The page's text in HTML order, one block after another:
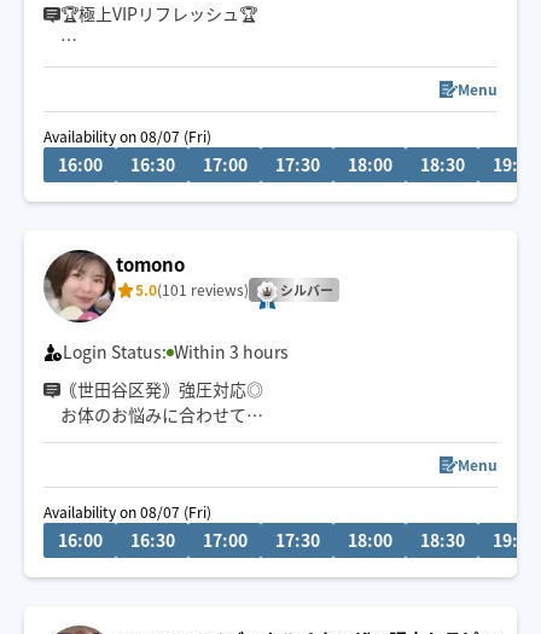
🏆極上VIPリフレッシュ🏆
▫️睡眠の質上げたい方
▫️仕事のパフォーマンス上げたい方
Menu
Availability on 08/07 (Fri)
16:00 16:30 17:00 17:30 18:00 18:30 19:00
tomono
5.0(101 reviews) シルバー
Login Status: Within 3 hours
｟世田谷区発｠強圧対応◎
お体のお悩みに合わせて
もみほぐし、ストレッチ、オイル等
✴︎10:00〜16:00限定(90分〜)✴︎
通常価格から2000円OFF
Menu
Availability on 08/07 (Fri)
16:00 16:30 17:00 17:30 18:00 18:30 19:00